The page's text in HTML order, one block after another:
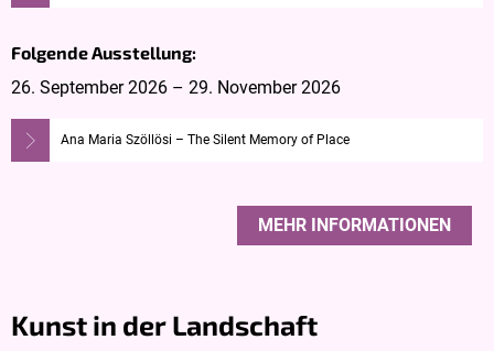
Folgende Ausstellung:
26. September 2026 – 29. November 2026
Ana Maria Szöllösi – The Silent Memory of Place
MEHR INFORMATIONEN
Kunst in der Landschaft